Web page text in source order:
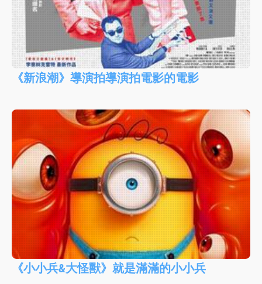
《新浪潮》導演拍導演拍電影的電影
《小小兵&大怪獸》就是滿滿的小小兵